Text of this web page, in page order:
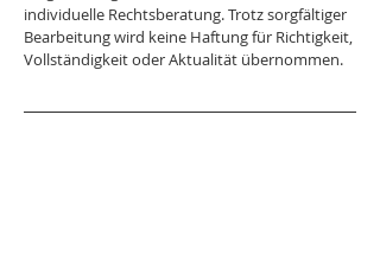
individuelle Rechtsberatung. Trotz sorgfältiger
Bearbeitung wird keine Haftung für Richtigkeit,
Vollständigkeit oder Aktualität übernommen.